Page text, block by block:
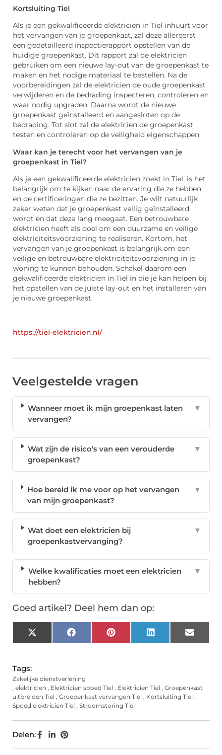
Kortsluiting Tiel
Als je een gekwalificeerde elektricien in Tiel inhuurt voor
het vervangen van je groepenkast, zal deze allereerst
een gedetailleerd inspectierapport opstellen van de
huidige groepenkast. Dit rapport zal de elektricien
gebruiken om een nieuwe lay-out van de groepenkast te
maken en het nodige materiaal te bestellen. Na de
voorbereidingen zal de elektricien de oude groepenkast
verwijderen en de bedrading inspecteren, controleren en
waar nodig upgraden. Daarna wordt de nieuwe
groepenkast geïnstalleerd en aangesloten op de
bedrading. Tot slot zal de elektricien de groepenkast
testen en controleren op de veiligheid eigenschappen.
Waar kan je terecht voor het vervangen van je
groepenkast in Tiel?
Als je een gekwalificeerde elektricien zoekt in Tiel, is het
belangrijk om te kijken naar de ervaring die ze hebben
en de certificeringen die ze bezitten. Je wilt natuurlijk
zeker weten dat je groepenkast veilig geïnstalleerd
wordt en dat deze lang meegaat. Een betrouwbare
elektricien heeft als doel om een duurzame en veilige
elektriciteitsvoorziening te realiseren. Kortom, het
vervangen van je groepenkast is belangrijk om een
veilige en betrouwbare elektriciteitsvoorziening in je
woning te kunnen behouden. Schakel daarom een
gekwalificeerde elektricien in Tiel in die je kan helpen bij
het opstellen van de juiste lay-out en het installeren van
je nieuwe groepenkast.
https://tiel-elektricien.nl/
Veelgestelde vragen
Wanneer moet ik mijn groepenkast laten
vervangen?
▼
Wat zijn de risico's van een verouderde
groepenkast?
▼
Hoe bereid ik me voor op het vervangen
van mijn groepenkast?
▼
Wat doet een elektricien bij
groepenkastvervanging?
▼
Welke kwalificaties moet een elektricien
hebben?
▼
Goed artikel? Deel hem dan op:
X
(Twitter)
FacebookPinterest LinkedIn Email
Tags:
Zakelijke dienstverlening
, elektricien , Elektricien spoed Tiel , Elektricien Tiel , Groepenkast
uitbreiden Tiel , Groepenkast vervangen Tiel , Kortsluiting Tiel ,
Spoed elektricien Tiel , Stroomstoring Tiel
Delen: